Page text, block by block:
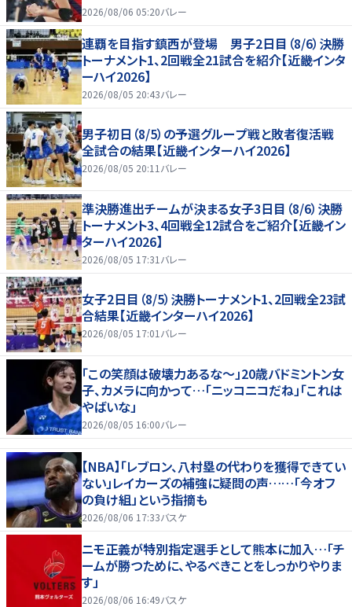
2026/08/06 05:20バレー
連覇を目指す鎮西が登場 男子2日目（8/6）決勝
トーナメント1、2回戦全21試合を紹介【近畿インタ
ーハイ2026】
2026/08/05 20:43バレー
男子初日（8/5）の予選グループ戦と敗者復活戦
全試合の結果【近畿インターハイ2026】
2026/08/05 20:11 バレー
準決勝進出チームが決まる女子3日目（8/6）決勝
トーナメント3、4回戦全12試合をご紹介【近畿イン
ターハイ2026】
2026/08/05 17:31 バレー
女子2日目（8/5）決勝トーナメント1、2回戦全23試
合結果【近畿インターハイ2026】
2026/08/05 17:01 バレー
「この笑顔は破壊力あるな〜」20歳バドミントン女
子、カメラに向かって…「ニッコニコだね」「これは
やばいな」
2026/08/05 16:00バレー
【NBA】「レブロン、八村塁の代わりを獲得できてい
ない」レイカーズの補強に疑問の声……「今オフ
の負け組」という指摘も
2026/08/06 17:33バスケ
ニモ正義が特別指定選手として熊本に加入…「チ
ームが勝つために、やるべきことをしっかりやりま
す」
2026/08/06 16:49バスケ